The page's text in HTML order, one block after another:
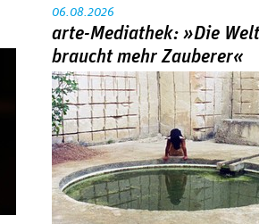
06.08.2026
arte-Mediathek: »Die Welt
braucht mehr Zauberer«